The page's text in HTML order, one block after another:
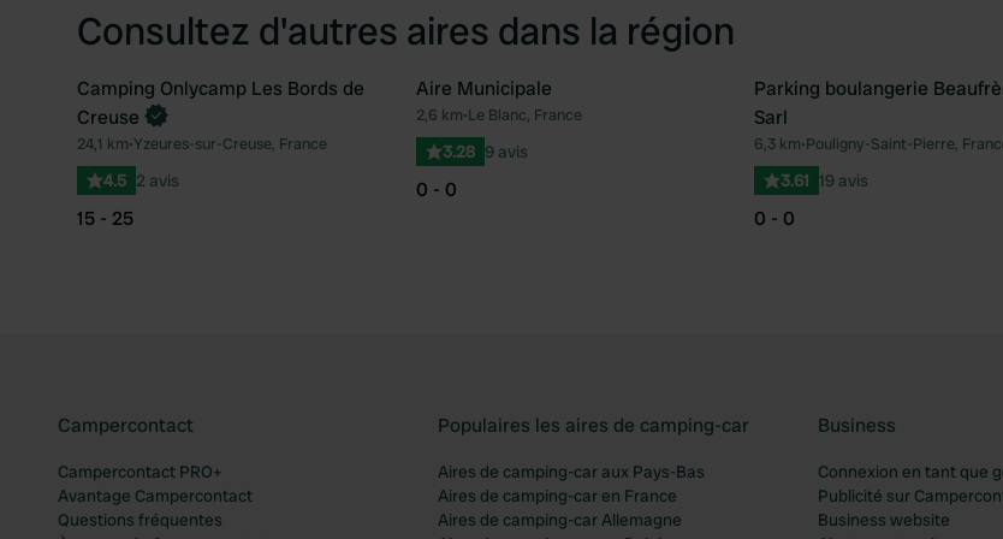
Consultez d'autres aires dans la région
Préféré
Camping Onlycamp Les Bords de
Creuse
24,1 km•Yzeures-sur-Creuse, France
4.5 2 avis
15 - 25
Préféré
Aire Municipale
2,6 km•Le Blanc, France
3.28 9 avis
0 - 0
Parking boulangerie
Sarl
6,3 km•Pouligny-Saint-Pierre,
3.61 19 avis
0 - 0
Campercontact
Campercontact PRO+
Avantage Campercontact
Questions fréquentes
Populaires les aires de camping-car
Aires de camping-car aux Pays-Bas
Aires de camping-car en France
Aires de camping-car Allemagne
Business
Connexion en tant que
Publicité sur
Business website